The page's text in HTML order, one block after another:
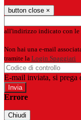
button close ×
all'indirizzo indicato con le
Non hai una e-mail
tramite la Login Spaggiari
E-mail inviata, si prega
Errore
Chiudi